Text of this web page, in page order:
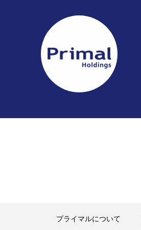
プライマルについて